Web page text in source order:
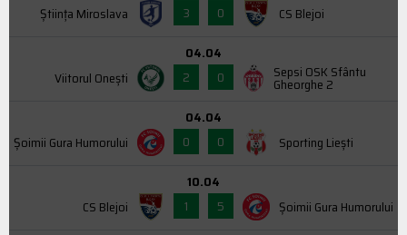
Știința Miroslava
3
0 CS Blejoi
Viitorul Onești
04.04
2
0 Sepsi OSK Sfântu
Gheorghe 2
Şoimii Gura Humorului
04.04
0
0 Sporting Liești
CS Blejoi
10.04
1
5 Şoimii Gura Humorului